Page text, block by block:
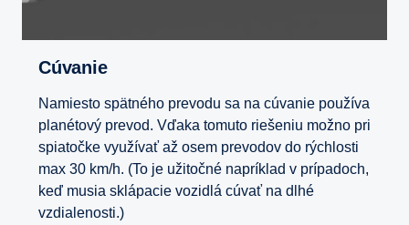
Cúvanie
Namiesto spätného prevodu sa na cúvanie používa
planétový prevod. Vďaka tomuto riešeniu možno pri
spiatočke využívať až osem prevodov do rýchlosti
max 30 km/h. (To je užitočné napríklad v prípadoch,
keď musia sklápacie vozidlá cúvať na dlhé
vzdialenosti.)